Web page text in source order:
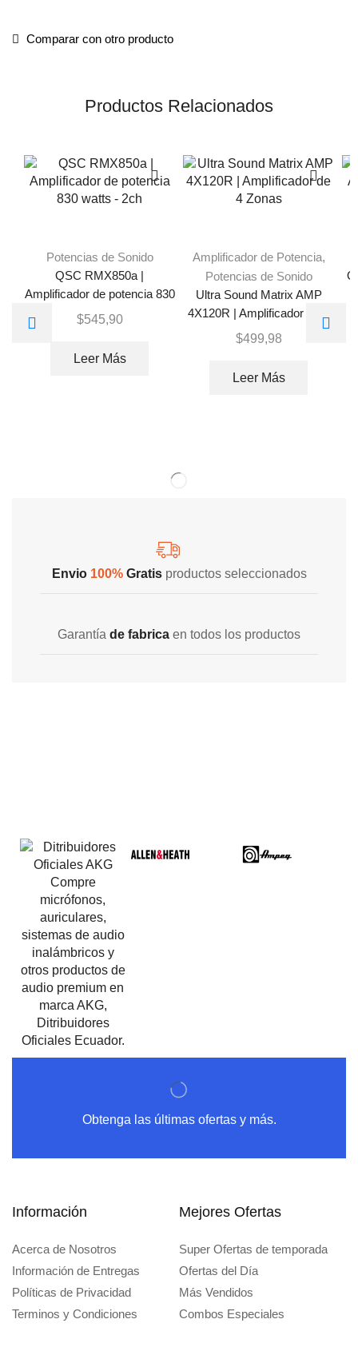
Comparar con otro producto
Productos Relacionados
Potencias de Sonido
QSC RMX850a |
Amplificador de potencia 830
watts – 2ch
$545,90
Leer Más
Amplificador de Potencia,
Potencias de Sonido
Ultra Sound Matrix AMP
4X120R | Amplificador de 4
Zonas
$499,98
Leer Más
Envio 100%Gratisproductos seleccionados
Garantía de fabrica en todos los productos
Obtenga las últimas ofertas y más.
Información
Acerca de Nosotros
Información de Entregas
Políticas de Privacidad
Terminos y Condiciones
Mejores Ofertas
Super Ofertas de temporada
Ofertas del Día
Más Vendidos
Combos Especiales